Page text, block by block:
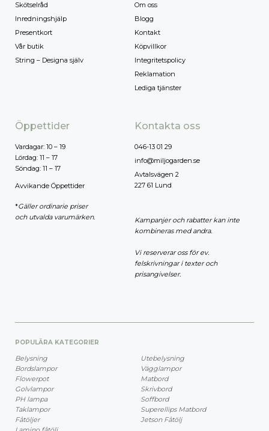
Skötselråd
Inredningshjälp
Presentkort
Vår butik
String – Designa själv
Om oss
Blogg
Kontakt
Köpvillkor
Integritetspolicy
Reklamation
Lediga tjänster
Öppettider
Vardagar: 10 – 19
Lördag: 11 – 17
Söndag: 11 – 17
Avvikande Öppettider
*Gäller ordinarie priser
och utvalda varumärken.
Kontakta oss
046-13 01 29
info@miljogarden.se
Avtalsvägen 2
227 61 Lund
Kampanjer och rabatter kan inte
kombineras med andra.
Vi reserverar oss för ev.
felskrivningar i texter och
prisangivelser.
POPULÄRA KATEGORIER
Belysning
Bordslampor
Flowerpot
Golvlampor
PH lampa
Taklampor
Fåtöljer
Utebelysning
Vägglampor
Matbord
Skrivbord
Soffbord
Superellips Matbord
Jetson Fåtölj